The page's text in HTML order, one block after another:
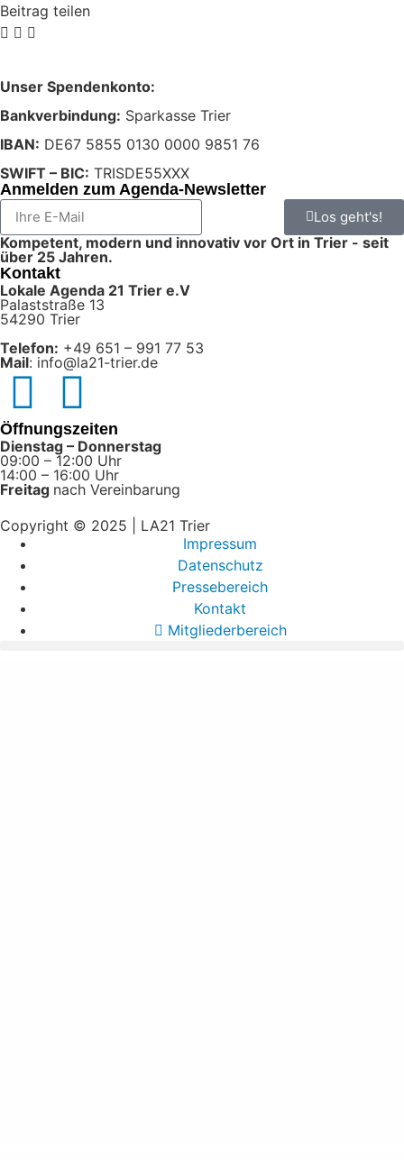
Beitrag teilen
Unser Spendenkonto:
Bankverbindung: Sparkasse Trier
IBAN: DE67 5855 0130 0000 9851 76
SWIFT – BIC: TRISDE55XXX
Anmelden zum Agenda-Newsletter
Los geht's!
Kompetent, modern und innovativ vor Ort in Trier - seit
über 25 Jahren.
Kontakt
Lokale Agenda 21 Trier e.V
Palaststraße 13
54290 Trier
Telefon: +49 651 – 991 77 53
Mail: info@la21-trier.de
Öffnungszeiten
Dienstag – Donnerstag
09:00 – 12:00 Uhr
14:00 – 16:00 Uhr
Freitag nach Vereinbarung
Copyright © 2025 | LA21 Trier
Impressum
Datenschutz
Pressebereich
Kontakt
Mitgliederbereich